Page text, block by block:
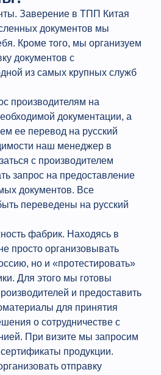
Заверение в ТПП Китая
документов мы
Кроме того, мы организуем
документов с
из самых крупных служб
производителям на
документации, а
ее перевод на русский
наш менеджер в
с производителем
запрос на предоставление
документов. Все
переведены на русский
фабрик. Находясь в
просто организовывать
но и «протестировать»
Для этого мы готовы
и предоставить
для принятия
о сотрудничестве с
При визите мы запросим
продукции.
отправку